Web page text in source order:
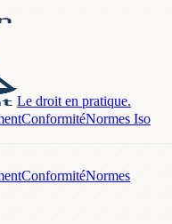
Le droit en pratique.
ConformitéNormes Iso
ConformitéNormes